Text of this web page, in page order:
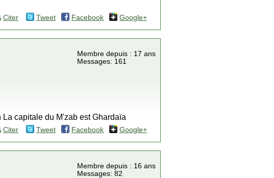
Citer Tweet Facebook Google+
Membre depuis : 17 ans
Messages: 161
capitale du M'zab est Ghardaïa
Citer Tweet Facebook Google+
Membre depuis : 16 ans
Messages: 82